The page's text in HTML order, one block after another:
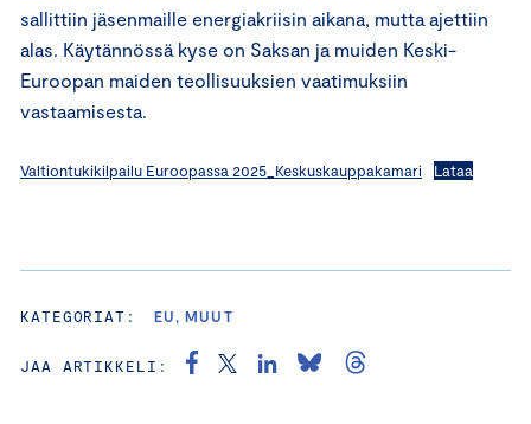
sallittiin jäsenmaille energiakriisin aikana, mutta ajettiin
alas. Käytännössä kyse on Saksan ja muiden Keski-
Euroopan maiden teollisuuksien vaatimuksiin
vastaamisesta.
Valtiontukikilpailu Euroopassa 2025_Keskuskauppakamari Lataa
KATEGORIAT: EU, MUUT
JAA ARTIKKELI: